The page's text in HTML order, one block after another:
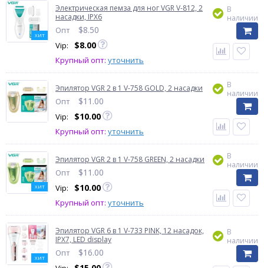
ХИТ
Электрическая пемза для ног VGR V-812, 2
насадки, IPX6
Опт $8.50
Vip: $8.00
Крупный опт: уточнить
В
наличии
Эпилятор VGR 2 в 1 V-758 GOLD, 2 насадки
Опт $11.00
Vip: $10.00
Крупный опт: уточнить
В
наличии
ХИТ
Эпилятор VGR 2 в 1 V-758 GREEN, 2 насадки
Опт $11.00
Vip: $10.00
Крупный опт: уточнить
В
наличии
ХИТ
Эпилятор VGR 6 в 1 V-733 PINK, 12 насадок,
IPX7, LED display
Опт $16.00
В
наличии